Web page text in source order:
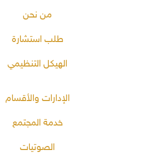
من نحن
طلب استشارة
الهيكل التنظيمي
الإدارات والأقسام
خدمة المجتمع
الصوتيات